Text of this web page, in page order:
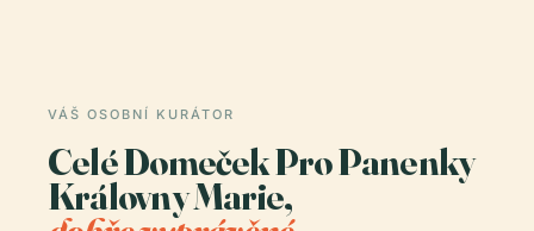
VÁŠ OSOBNÍ KURÁTOR
Celé Domeček Pro Panenky
Královny Marie,